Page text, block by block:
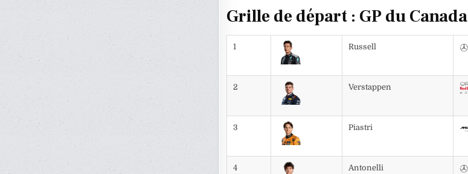
Grille de départ : GP du Canada
1 Russell
2 Verstappen
3 Piastri
4 Antonelli